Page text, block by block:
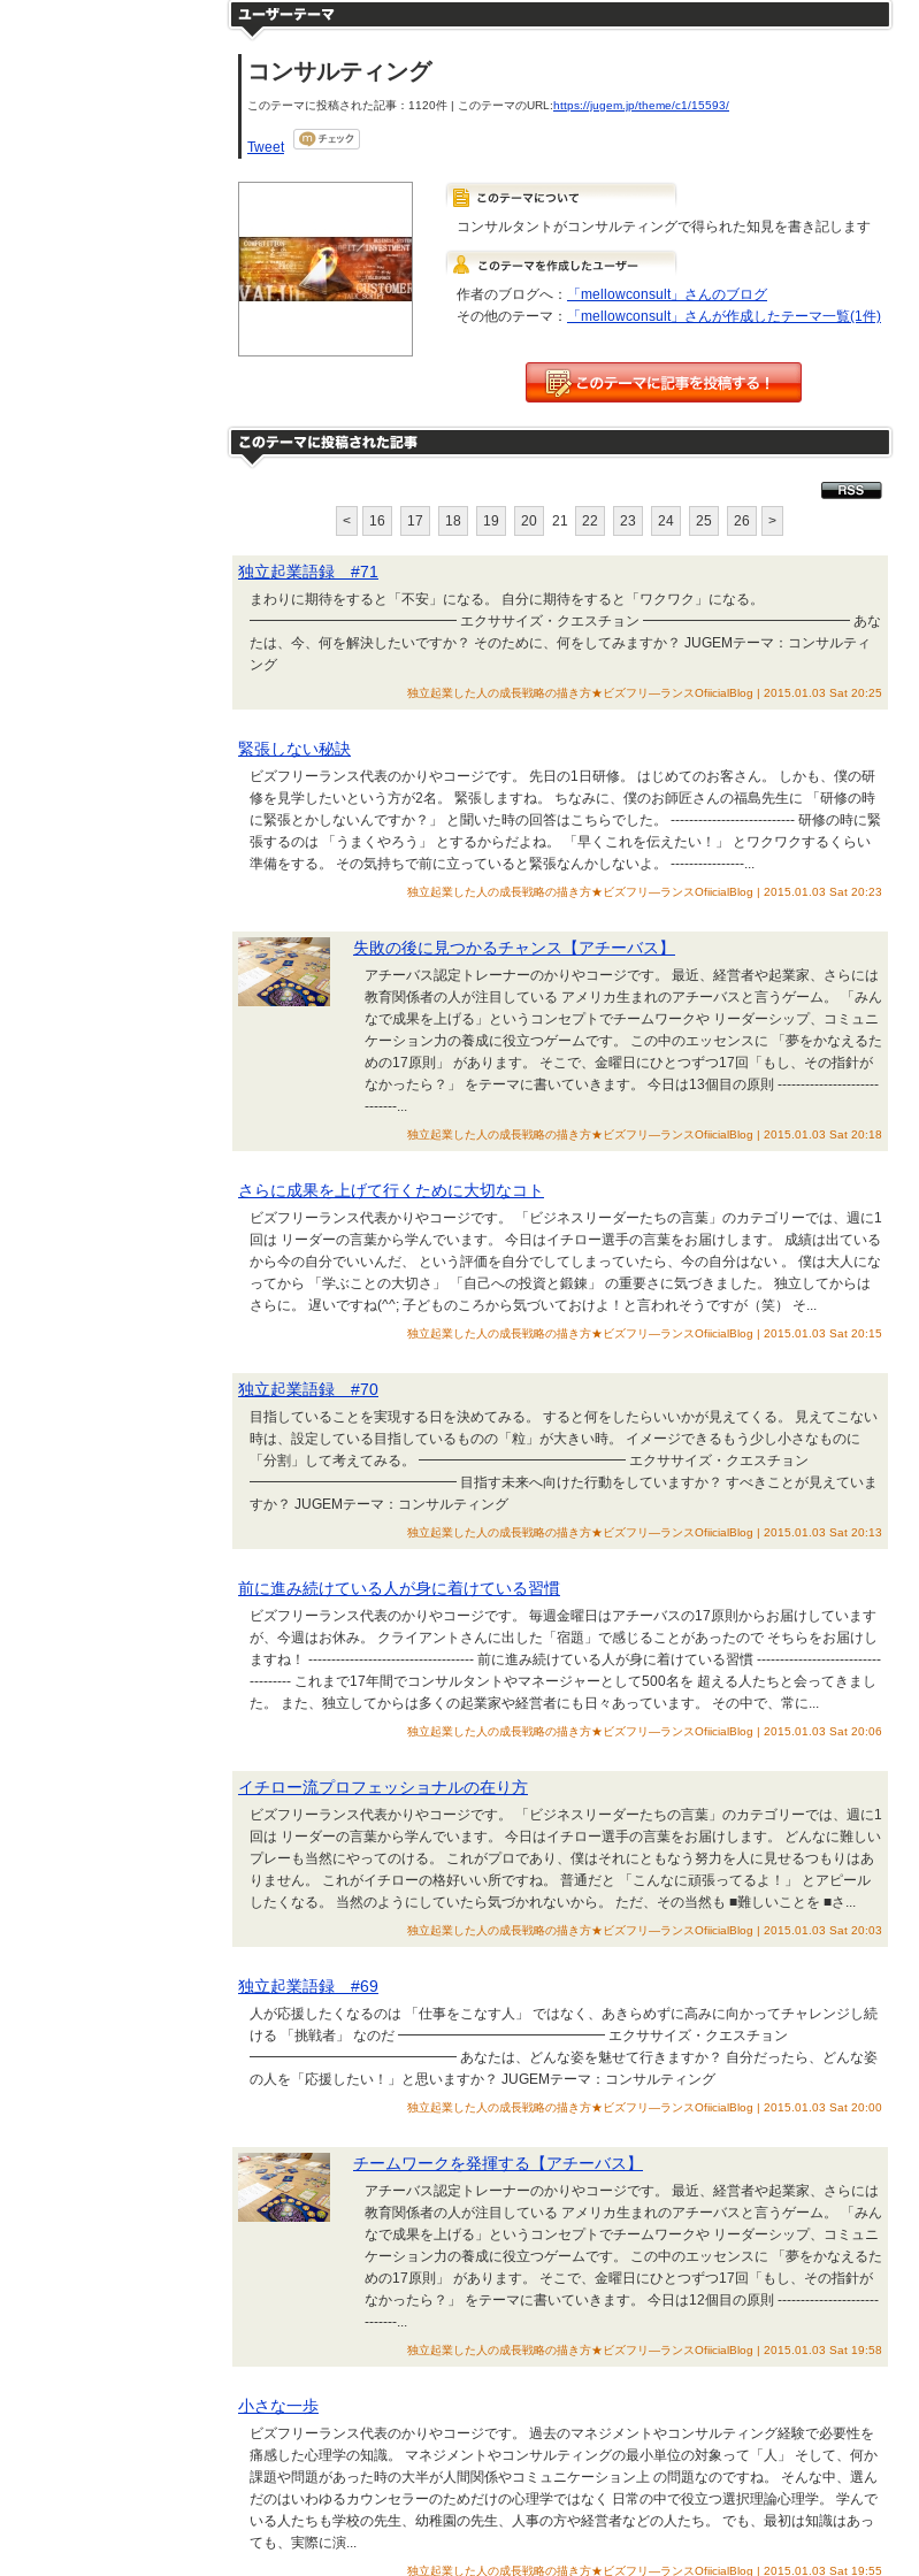
コンサルティング
このテーマに投稿された記事：1120件 | このテーマのURL:https://jugem.jp/theme/c1/15593/
Tweet
コンサルタントがコンサルティングで得られた知見を書き記します
作者のブログへ：
「mellowconsult」さんのブログ
その他のテーマ：
「mellowconsult」さんが作成したテーマ一覧(1件)
< 16 17 18 19 20 21 22 23 24 25 26 >
独立起業語録 #71
まわりに期待をすると「不安」になる。 自分に期待をすると「ワクワク」になる。
━━━━━━━━━━━━━━━ エクササイズ・クエスチョン ━━━━━━━━━━━━━━━ あな
たは、今、何を解決したいですか？ そのために、何をしてみますか？ JUGEMテーマ：コンサルティ
ング
独立起業した人の成長戦略の描き方★ビズフリ―ランスOfiicialBlog | 2015.01.03 Sat 20:25
緊張しない秘訣
ビズフリーランス代表のかりやコージです。 先日の1日研修。 はじめてのお客さん。 しかも、僕の研
修を見学したいという方が2名。 緊張しますね。 ちなみに、僕のお師匠さんの福島先生に 「研修の時
に緊張とかしないんですか？」 と聞いた時の回答はこちらでした。 --------------------------- 研修の時に緊
張するのは 「うまくやろう」 とするからだよね。 「早くこれを伝えたい！」 とワクワクするくらい
準備をする。 その気持ちで前に立っていると緊張なんかしないよ。 ----------------...
独立起業した人の成長戦略の描き方★ビズフリ―ランスOfiicialBlog | 2015.01.03 Sat 20:23
失敗の後に見つかるチャンス【アチーバス】
アチーバス認定トレーナーのかりやコージです。 最近、経営者や起業家、さらには
教育関係者の人が注目している アメリカ生まれのアチーバスと言うゲーム。 「みん
なで成果を上げる」というコンセプトでチームワークや リーダーシップ、コミュニ
ケーション力の養成に役立つゲームです。 この中のエッセンスに 「夢をかなえるた
めの17原則」 があります。 そこで、金曜日にひとつずつ17回「もし、その指針が
なかったら？」 をテーマに書いていきます。 今日は13個目の原則 ----------------------
-------...
独立起業した人の成長戦略の描き方★ビズフリ―ランスOfiicialBlog | 2015.01.03 Sat 20:18
さらに成果を上げて行くために大切なコト
ビズフリーランス代表かりやコージです。 「ビジネスリーダーたちの言葉」のカテゴリーでは、週に1
回は リーダーの言葉から学んでいます。 今日はイチロー選手の言葉をお届けします。 成績は出ている
から今の自分でいいんだ、 という評価を自分でしてしまっていたら、今の自分はない 。 僕は大人にな
ってから 「学ぶことの大切さ」 「自己への投資と鍛錬」 の重要さに気づきました。 独立してからは
さらに。 遅いですね(^^; 子どものころから気づいておけよ！と言われそうですが（笑） そ...
独立起業した人の成長戦略の描き方★ビズフリ―ランスOfiicialBlog | 2015.01.03 Sat 20:15
独立起業語録 #70
目指していることを実現する日を決めてみる。 すると何をしたらいいかが見えてくる。 見えてこない
時は、設定している目指しているものの「粒」が大きい時。 イメージできるもう少し小さなものに
「分割」して考えてみる。 ━━━━━━━━━━━━━━━ エクササイズ・クエスチョン
━━━━━━━━━━━━━━━ 目指す未来へ向けた行動をしていますか？ すべきことが見えていま
すか？ JUGEMテーマ：コンサルティング
独立起業した人の成長戦略の描き方★ビズフリ―ランスOfiicialBlog | 2015.01.03 Sat 20:13
前に進み続けている人が身に着けている習慣
ビズフリーランス代表のかりやコージです。 毎週金曜日はアチーバスの17原則からお届けしています
が、今週はお休み。 クライアントさんに出した「宿題」で感じることがあったので そちらをお届けし
ますね！ ------------------------------------ 前に進み続けている人が身に着けている習慣 ---------------------------
--------- これまで17年間でコンサルタントやマネージャーとして500名を 超える人たちと会ってきまし
た。 また、独立してからは多くの起業家や経営者にも日々あっています。 その中で、常に...
独立起業した人の成長戦略の描き方★ビズフリ―ランスOfiicialBlog | 2015.01.03 Sat 20:06
イチロー流プロフェッショナルの在り方
ビズフリーランス代表かりやコージです。 「ビジネスリーダーたちの言葉」のカテゴリーでは、週に1
回は リーダーの言葉から学んでいます。 今日はイチロー選手の言葉をお届けします。 どんなに難しい
プレーも当然にやってのける。 これがプロであり、僕はそれにともなう努力を人に見せるつもりはあ
りません。 これがイチローの格好いい所ですね。 普通だと 「こんなに頑張ってるよ！」 とアピール
したくなる。 当然のようにしていたら気づかれないから。 ただ、その当然も ■難しいことを ■さ...
独立起業した人の成長戦略の描き方★ビズフリ―ランスOfiicialBlog | 2015.01.03 Sat 20:03
独立起業語録 #69
人が応援したくなるのは 「仕事をこなす人」 ではなく、あきらめずに高みに向かってチャレンジし続
ける 「挑戦者」 なのだ ━━━━━━━━━━━━━━━ エクササイズ・クエスチョン
━━━━━━━━━━━━━━━ あなたは、どんな姿を魅せて行きますか？ 自分だったら、どんな姿
の人を「応援したい！」と思いますか？ JUGEMテーマ：コンサルティング
独立起業した人の成長戦略の描き方★ビズフリ―ランスOfiicialBlog | 2015.01.03 Sat 20:00
チームワークを発揮する【アチーバス】
アチーバス認定トレーナーのかりやコージです。 最近、経営者や起業家、さらには
教育関係者の人が注目している アメリカ生まれのアチーバスと言うゲーム。 「みん
なで成果を上げる」というコンセプトでチームワークや リーダーシップ、コミュニ
ケーション力の養成に役立つゲームです。 この中のエッセンスに 「夢をかなえるた
めの17原則」 があります。 そこで、金曜日にひとつずつ17回「もし、その指針が
なかったら？」 をテーマに書いていきます。 今日は12個目の原則 ----------------------
-------...
独立起業した人の成長戦略の描き方★ビズフリ―ランスOfiicialBlog | 2015.01.03 Sat 19:58
小さな一歩
ビズフリーランス代表のかりやコージです。 過去のマネジメントやコンサルティング経験で必要性を
痛感した心理学の知識。 マネジメントやコンサルティングの最小単位の対象って「人」 そして、何か
課題や問題があった時の大半が人間関係やコミュニケーション上 の問題なのですね。 そんな中、選ん
だのはいわゆるカウンセラーのためだけの心理学ではなく 日常の中で役立つ選択理論心理学。 学んで
いる人たちも学校の先生、幼稚園の先生、人事の方や経営者などの人たち。 でも、最初は知識はあっ
ても、実際に演...
独立起業した人の成長戦略の描き方★ビズフリ―ランスOfiicialBlog | 2015.01.03 Sat 19:55